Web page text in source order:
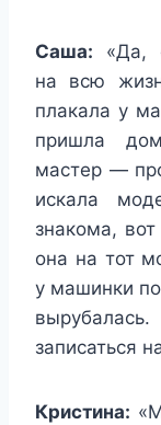
Саша: «Да,
на всю
плакала у
пришла
мастер —
искала
знакома,
она на тот
у машинки
записаться
Кристина: